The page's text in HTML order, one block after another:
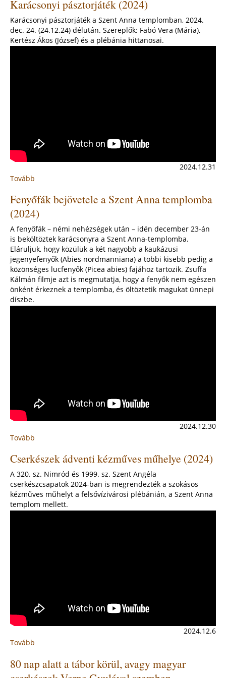
a
felsővízivárosi
plébánián
(2025.
jan.
Karácsonyi pásztorjáték (2024)
Karácsonyi pásztorjáték a Szent Anna templomban, 2024.
dec. 24. (24.12.24) délután. Szereplők: Fabó Vera (Mária),
Kertész Ákos (József) és a plébánia hittanosai.
2024.12.31
Tovább
pásztorjáték
(2024)
Fenyőfák bejövetele a Szent Anna templomba
(2024)
A fenyőfák – némi nehézségek után – idén december 23-án
is beköltöztek karácsonyra a Szent Anna-templomba.
Eláruljuk, hogy közülük a két nagyobb a kaukázusi
jegenyefenyők (Abies nordmanniana) a többi kisebb pedig a
közönséges lucfenyők (Picea abies) fajához tartozik. Zsuffa
Kálmán filmje azt is megmutatja, hogy a fenyők nem egészen
önként érkeznek a templomba, és öltöztetik magukat ünnepi
díszbe.
2024.12.30
Tovább
bejövetele
Szent
Anna
templomba
(2024)
Cserkészek ádventi kézműves műhelye (2024)
A 320. sz. Nimród és 1999. sz. Szent Angéla
cserkészcsapatok 2024-ban is megrendezték a szokásos
kézműves műhelyt a felsővízivárosi plébánián, a Szent Anna
templom mellett.
2024.12.6
Tovább
ádventi
kézműves
80 nap alatt a tábor körül, avagy magyar